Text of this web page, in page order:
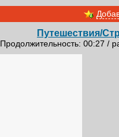
Путешествия/
Продолжительность: 00:27 /